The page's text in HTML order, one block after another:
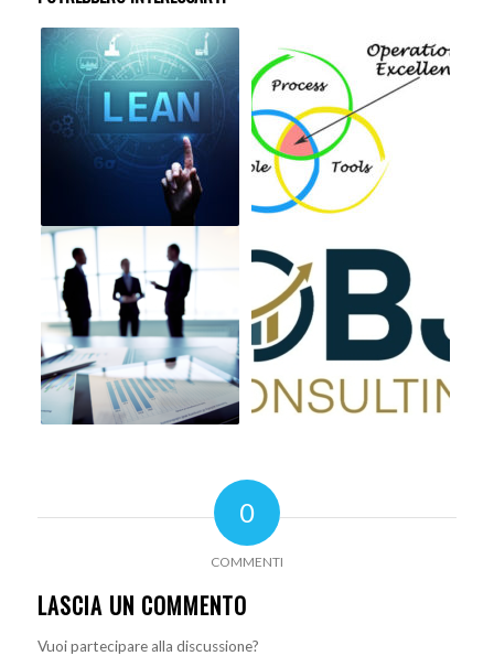
0
COMMENTI
LASCIA UN COMMENTO
Vuoi partecipare alla discussione?